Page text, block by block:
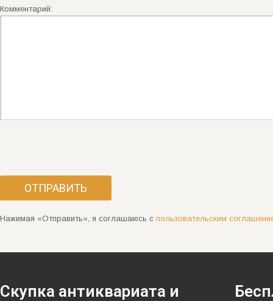
Комментарий:
Нажимая «Отправить», я соглашаюсь с пользовательским
Скупка антиквариата и